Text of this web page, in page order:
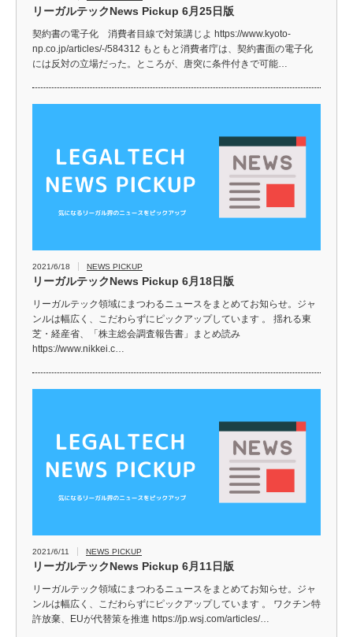
リーガルテックNews Pickup 6月25日版
契約書の電子化 消費者目線で対策講じよ https://www.kyoto-
np.co.jp/articles/-/584312 もともと消費者庁は、契約書面の電子化
には反対の立場だった。ところが、唐突に条件付きで可能…
2021/6/18 NEWS PICKUP
リーガルテックNews Pickup 6月18日版
リーガルテック領域にまつわるニュースをまとめてお知らせ。ジャ
ンルは幅広く、こだわらずにピックアップしています 。 揺れる東
芝・経産省、「株主総会調査報告書」まとめ読み
https://www.nikkei.c…
2021/6/11 NEWS PICKUP
リーガルテックNews Pickup 6月11日版
リーガルテック領域にまつわるニュースをまとめてお知らせ。ジャ
ンルは幅広く、こだわらずにピックアップしています 。 ワクチン特
許放棄、EUが代替策を推進 https://jp.wsj.com/articles/…